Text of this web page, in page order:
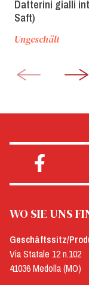
Datterini gialli
Saft)
Ungeschält
WO SIE UNS
Geschäftssitz/
Via Statale 12 n.102
41036 Medolla (MO)